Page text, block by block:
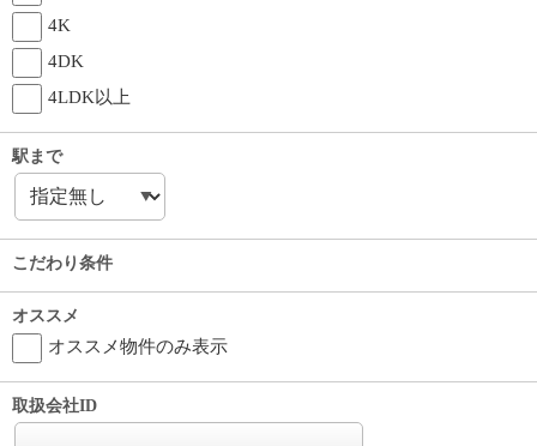
4K
4DK
4LDK以上
駅まで
こだわり条件
オススメ
オススメ物件のみ表示
取扱会社ID